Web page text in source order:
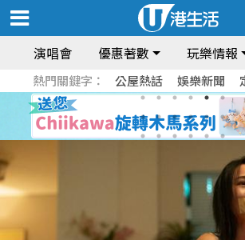
演唱會 優惠著數 玩樂情報
熱門關鍵字： 公屋熱話 娛樂新聞